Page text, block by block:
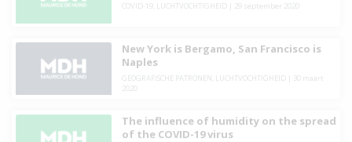
COVID-19, LUCHTVOCHTIGHEID| 29 september 2020
New York is Bergamo, San Francisco is
Naples
GEOGRAFISCHE PATRONEN LUCHTVOCHTIGHEID|
30 maart
2020
The influence of humidity on the spread
of the COVID-19 virus